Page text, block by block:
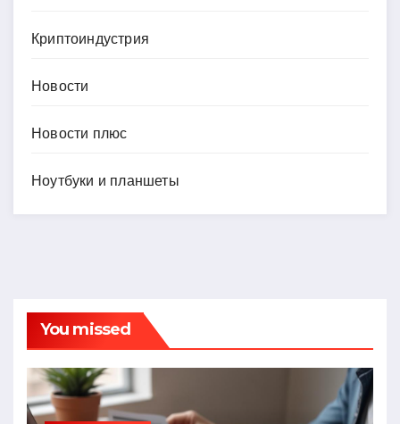
Криптоиндустрия
Новости
Новости плюс
Ноутбуки и планшеты
You missed